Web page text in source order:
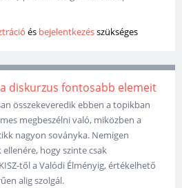
és bejelentkezésszükséges
diskurzus fontosabb elemeit
összekeveredik ebben a topikban
megbeszélni való, miközben a
nagyon soványka. Nemigen
hogy szinte csak
től a Valódi Élményig, értékelhető
alig szolgál.